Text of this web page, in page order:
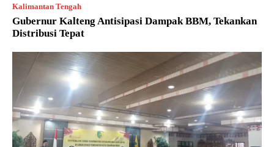
Kalimantan Tengah
Gubernur Kalteng Antisipasi Dampak BBM, Tekankan
Distribusi Tepat